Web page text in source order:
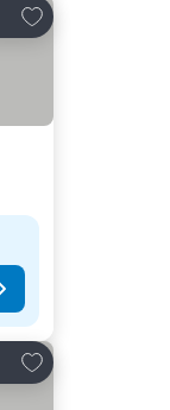
Lisää suosikkeihin
Lisää suosikkeihin